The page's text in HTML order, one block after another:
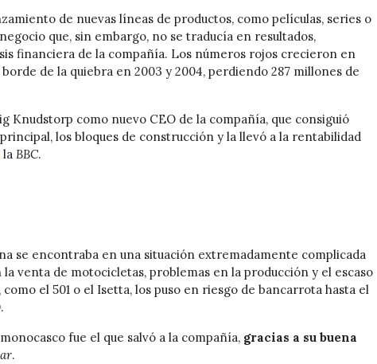
de nuevas líneas de productos, como películas, series o
que, sin embargo, no se traducía en resultados,
financiera de la compañía. Los números rojos crecieron en
de la quiebra en 2003 y 2004, perdiendo 287 millones de
Knudstorp como nuevo CEO de la compañía, que consiguió
los bloques de construcción y la llevó a la rentabilidad
la BBC.
se encontraba en una situación extremadamente complicada
la venta de motocicletas, problemas en la producción y el escaso
el 501 o el Isetta, los puso en riesgo de bancarrota hasta el
fue el que salvó a la compañía, gracias a su buena
.